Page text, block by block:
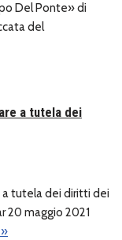
Del Ponte» di
del
a tutela dei
a tutela dei diritti dei
20 maggio 2021